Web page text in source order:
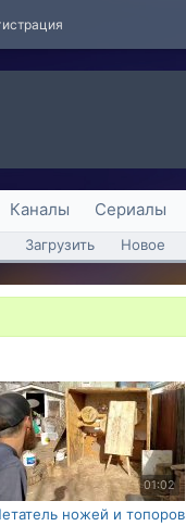
Каналы Сериалы
Загрузить Новое
01:02
ножей и топоров